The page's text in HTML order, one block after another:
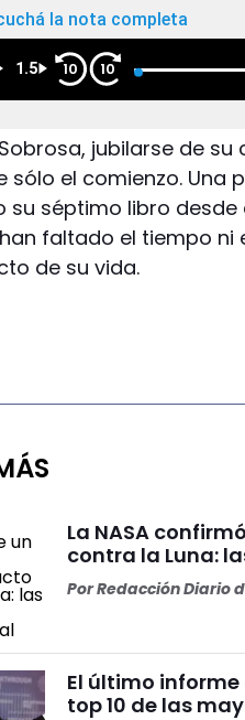
la nota completa
1.5 10 10
jubilarse de
sólo el comienzo. Una
su séptimo libro
faltado el tiempo
de su vida.
La NASA
contra la Luna:
PorRedacción Diario
El último
top 10 de las